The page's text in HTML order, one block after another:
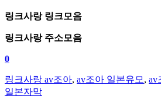
링크사랑 링크모음
링크사랑 주소모음
0
링크사랑 av조아, av조아 일본유모 , av
일본자막